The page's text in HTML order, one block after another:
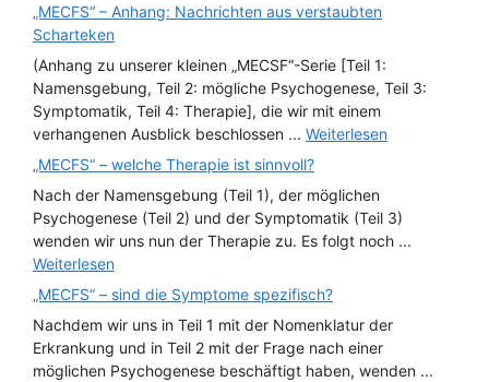
„MECFS“ – Anhang: Nachrichten aus verstaubten
Scharteken
(Anhang zu unserer kleinen „MECSF“-Serie [Teil 1:
Namensgebung, Teil 2: mögliche Psychogenese, Teil 3:
Symptomatik, Teil 4: Therapie], die wir mit einem
verhangenen Ausblick beschlossen ... Weiterlesen
„MECFS“ – welche Therapie ist sinnvoll?
Nach der Namensgebung (Teil 1), der möglichen
Psychogenese (Teil 2) und der Symptomatik (Teil 3)
wenden wir uns nun der Therapie zu. Es folgt noch ...
Weiterlesen
„MECFS“ – sind die Symptome spezifisch?
Nachdem wir uns in Teil 1 mit der Nomenklatur der
Erkrankung und in Teil 2 mit der Frage nach einer
möglichen Psychogenese beschäftigt haben, wenden ...